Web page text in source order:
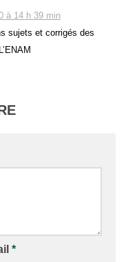
à 14 h 39 min
sujets et corrigés des
*